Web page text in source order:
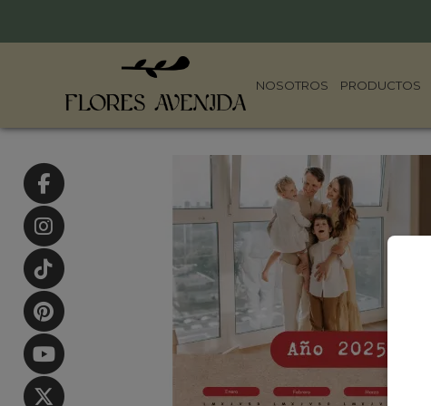
NOSOTROS PRODUCTOS